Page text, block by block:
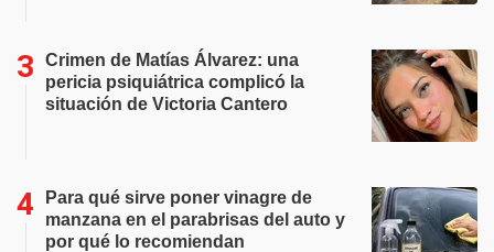
Crimen de Matías Álvarez: una
pericia psiquiátrica complicó la
situación de Victoria Cantero
Para qué sirve poner vinagre de
manzana en el parabrisas del auto y
por qué lo recomiendan